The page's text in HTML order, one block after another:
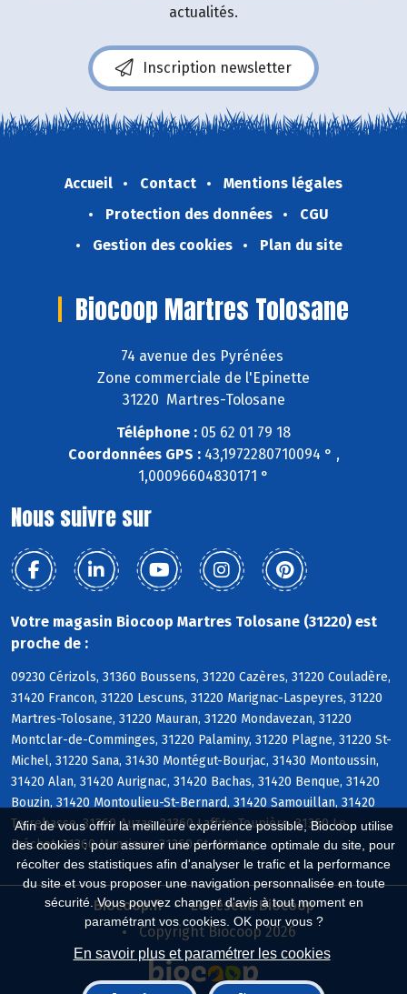
Afin de vous offrir la meilleure expérience possible, Biocoop utilise
des cookies : pour assurer une performance optimale du site, pour
récolter des statistiques afin d'analyser le trafic et la performance
du site et vous proposer une navigation personnalisée en toute
sécurité. Vous pouvez changer d'avis à tout moment en
paramétrant vos cookies. OK pour vous ?
En savoir plus et paramétrer les cookies
actualités.
Inscription newsletter
Accueil Contact
Mentions légales
Protection des données
CGU
Gestion des cookies
Plan du site
Biocoop Martres Tolosane
74 avenue des Pyrénées
Zone commerciale de l'Epinette
31220 Martres-Tolosane
Téléphone : 05 62 01 79 18
Coordonnées GPS :43,1972280710094 ° ,
1,00096604830171 °
Nous suivre sur
Votre magasin Biocoop Martres Tolosane (31220) est
proche de :
09230 Cérizols, 31360 Boussens, 31220 Cazères, 31220 Couladère,
31420 Francon, 31220 Lescuns, 31220 Marignac-Laspeyres, 31220
Martres-Tolosane, 31220 Mauran, 31220 Mondavezan, 31220
Montclar-de-Comminges, 31220 Palaminy, 31220 Plagne, 31220 St-
Michel, 31220 Sana, 31430 Montégut-Bourjac, 31430 Montoussin,
31420 Alan, 31420 Aurignac, 31420 Bachas, 31420 Benque, 31420
Bouzin, 31420 Montoulieu-St-Bernard, 31420 Samouillan, 31420
Terrebasse, 31360 Auzas, 31360 Laffite-Toupière, 31360 Le
Fréchet, 31360 Mancioux, 31360 St-Martory
Biocoop.fr
Le réseau Biocoop
Copyright Biocoop 2026